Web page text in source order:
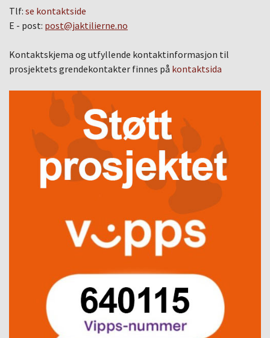
Tlf: se kontaktside
E - post: post@jaktilierne.no
Kontaktskjema og utfyllende kontaktinformasjon til
prosjektets grendekontakter finnes på kontaktsida